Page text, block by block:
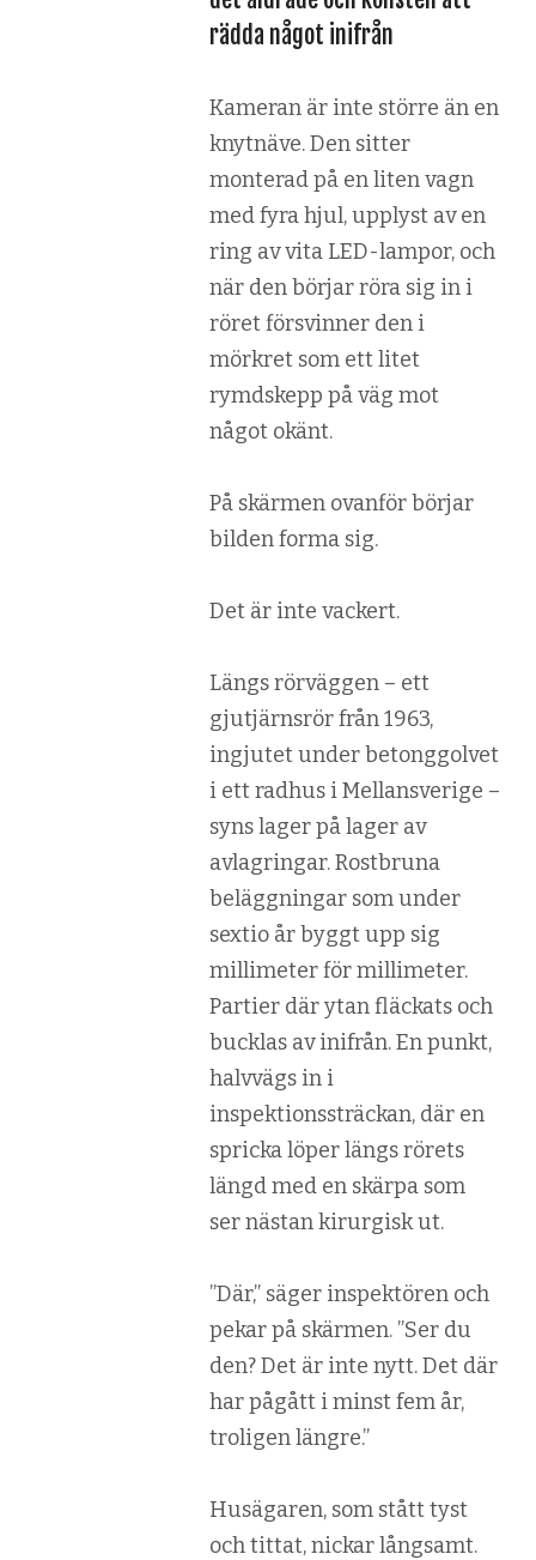
rädda något inifrån
Kameran är inte större än en
knytnäve. Den sitter
monterad på en liten vagn
med fyra hjul, upplyst av en
ring av vita LED-lampor, och
när den börjar röra sig in i
röret försvinner den i
mörkret som ett litet
rymdskepp på väg mot
något okänt.
På skärmen ovanför börjar
bilden forma sig.
Det är inte vackert.
Längs rörväggen – ett
gjutjärnsrör från 1963,
ingjutet under betonggolvet
i ett radhus i Mellansverige –
syns lager på lager av
avlagringar. Rostbruna
beläggningar som under
sextio år byggt upp sig
millimeter för millimeter.
Partier där ytan fläckats och
bucklas av inifrån. En punkt,
halvvägs in i
inspektionssträckan, där en
spricka löper längs rörets
längd med en skärpa som
ser nästan kirurgisk ut.
”Där,” säger inspektören och
pekar på skärmen. ”Ser du
den? Det är inte nytt. Det där
har pågått i minst fem år,
troligen längre.”
Husägaren, som stått tyst
och tittat, nickar långsamt.